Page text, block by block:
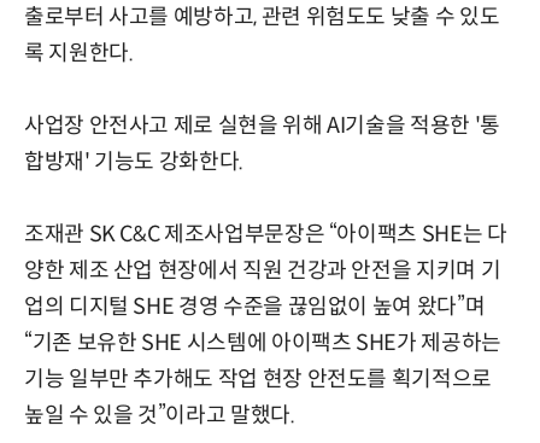
출로부터 사고를 예방하고, 관련 위험도도 낮출 수 있도
록 지원한다.
사업장 안전사고 제로 실현을 위해 AI기술을 적용한 '통
합방재' 기능도 강화한다.
조재관 SK C&C 제조사업부문장은 “아이팩츠 SHE는 다
양한 제조 산업 현장에서 직원 건강과 안전을 지키며 기
업의 디지털 SHE 경영 수준을 끊임없이 높여 왔다”며
“기존 보유한 SHE 시스템에 아이팩츠 SHE가 제공하는
기능 일부만 추가해도 작업 현장 안전도를 획기적으로
높일 수 있을 것”이라고 말했다.